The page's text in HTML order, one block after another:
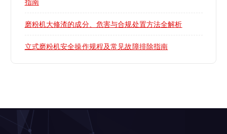
磨粉机大修渣的成分、危害与合规处置方法全解析
立式磨粉机安全操作规程及常见故障排除指南